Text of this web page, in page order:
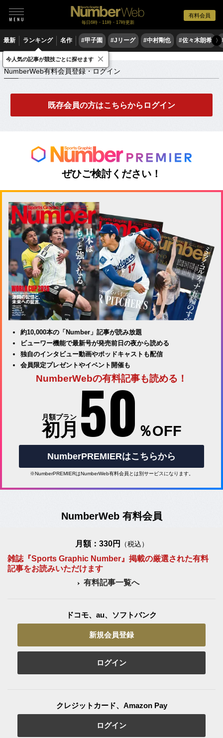
有料会員
毎日6時・11時・17時更新
最新 ランキング 名作 #甲子園 #Jリーグ #中村剛也 #佐々木朗希 〉
NumberWeb有料会員登録・ログイン
NumberWeb有料会員登録・ログイン
既存会員の方はこちらからログイン
ぜひご検討ください！
約10,000本の「Number」記事が読み放題
ビューワー機能で最新号が発売前日の夜から読める
独自のインタビュー動画やポッドキャストも配信
会員限定プレゼントやイベント開催も
NumberWebの有料記事も読める！
月額プラン
初月 50 ％OFF
NumberPREMIERはこちらから
※NumberPREMIERはNumberWeb有料会員とは別サービスになります。
NumberWeb 有料会員
月額：330円 （税込）
雑誌『Sports Graphic Number』掲載の厳選された有料
記事をお読みいただけます
有料記事一覧へ
ドコモ、au、ソフトバンク
新規会員登録
ログイン
クレジットカード、Amazon Pay
ログイン
今人気の記事が競技ごとに探せます ×